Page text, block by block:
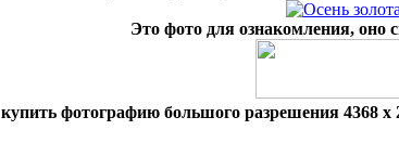
Это фото для ознакомления,
купить фотографию большого разрешения 4368 x